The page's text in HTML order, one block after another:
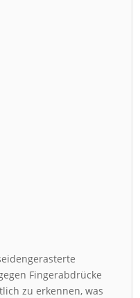
Fingerabdrücke
zu erkennen, was